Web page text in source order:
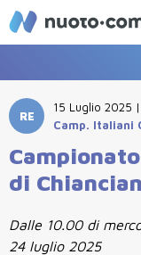
RE
15 Luglio 2025 |
Camp. Italiani
di
Dalle 10.00 di
24 luglio 2025